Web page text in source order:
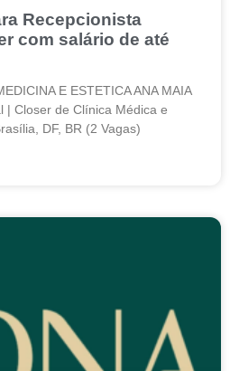
Recepcionista
com salário de até
E ESTETICA ANA MAIA
| Closer de Clínica Médica e
DF, BR (2 Vagas)